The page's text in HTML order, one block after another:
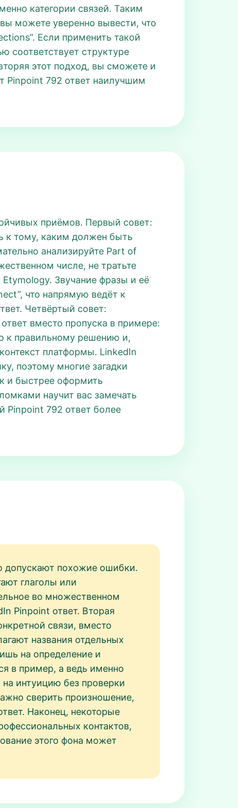
категории связей. Таким
можете уверенно вывести, что
Если применить такой
соответствует структуре
этот подход, вы сможете и
Pinpoint 792 ответ наилучшим
приёмов. Первый совет:
к тому, каким должен быть
анализируйте Part of
числе, не тратьте
Etymology. Звучание фразы и её
что напрямую ведёт к
Четвёртый совет:
вместо пропуска в примере:
к правильному решению и,
платформы. LinkedIn
поэтому многие загадки
и быстрее оформить
научит вас замечать
Pinpoint 792 ответ более
допускают похожие ошибки.
глаголы или
во множественном
Pinpoint ответ. Вторая
связи, вместо
названия отдельных
на определение и
в пример, а ведь именно
интуицию без проверки
сверить произношение,
Наконец, некоторые
контактов,
этого фона может